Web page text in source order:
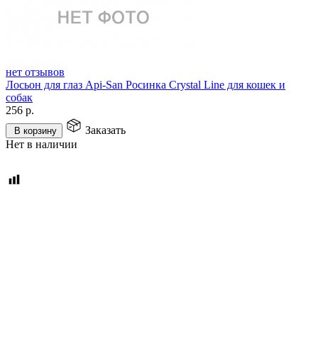
нет отзывов
Лосьон для глаз Api-San Росинка Crystal Line для кошек и
собак
256 р.
В корзину
Заказать
Нет в наличии